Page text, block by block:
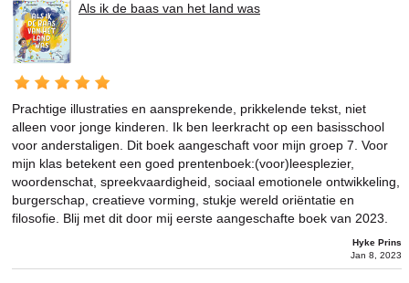
Als ik de baas van het land was
Prachtige illustraties en aansprekende, prikkelende tekst, niet
alleen voor jonge kinderen. Ik ben leerkracht op een basisschool
voor anderstaligen. Dit boek aangeschaft voor mijn groep 7. Voor
mijn klas betekent een goed prentenboek:(voor)leesplezier,
woordenschat, spreekvaardigheid, sociaal emotionele ontwikkeling,
burgerschap, creatieve vorming, stukje wereld oriëntatie en
filosofie. Blij met dit door mij eerste aangeschafte boek van 2023.
Hyke Prins
Jan 8, 2023